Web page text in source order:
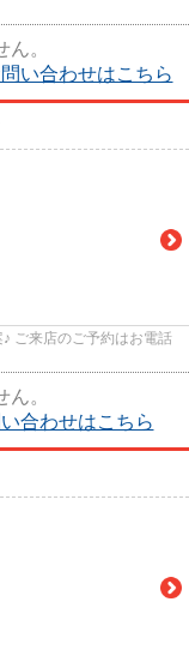
。
い合わせはこちら
ご来店のご予約はお電話
。
合わせはこちら